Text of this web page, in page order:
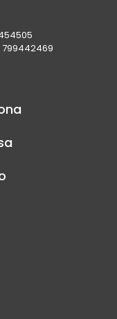
799442469